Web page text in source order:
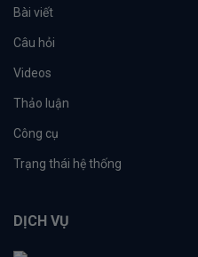
Bài viết
Câu hỏi
Videos
Thảo luận
Công cụ
Trạng thái hệ thống
DỊCH VỤ